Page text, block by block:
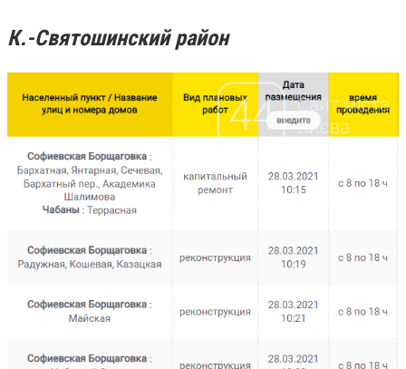
К.-Святошинский район